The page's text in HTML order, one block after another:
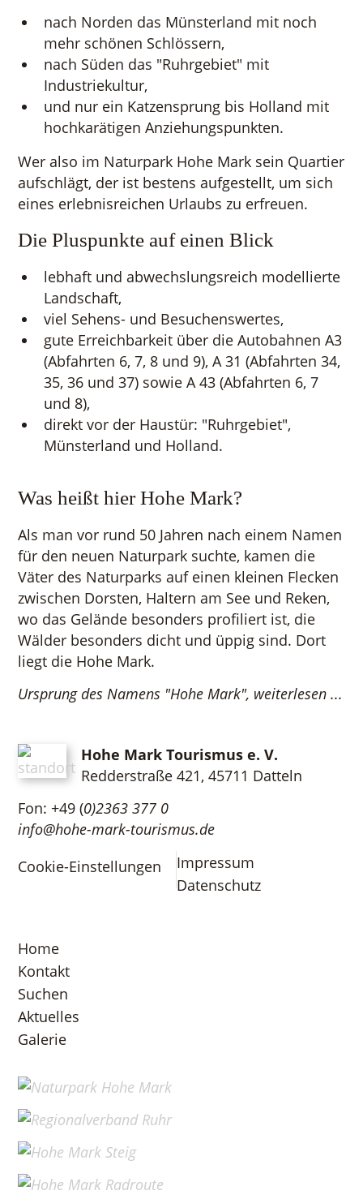
nach Norden das Münsterland mit noch
mehr schönen Schlössern,
nach Süden das "Ruhrgebiet" mit
Industriekultur,
und nur ein Katzensprung bis Holland mit
hochkarätigen Anziehungspunkten.
Wer also im Naturpark Hohe Mark sein Quartier
aufschlägt, der ist bestens aufgestellt, um sich
eines erlebnisreichen Urlaubs zu erfreuen.
Die Pluspunkte auf einen Blick
lebhaft und abwechslungsreich modellierte
Landschaft,
viel Sehens- und Besuchenswertes,
gute Erreichbarkeit über die Autobahnen A3
(Abfahrten 6, 7, 8 und 9), A 31 (Abfahrten 34,
35, 36 und 37) sowie A 43 (Abfahrten 6, 7
und 8),
direkt vor der Haustür: "Ruhrgebiet",
Münsterland und Holland.
Was heißt hier Hohe Mark?
Als man vor rund 50 Jahren nach einem Namen
für den neuen Naturpark suchte, kamen die
Väter des Naturparks auf einen kleinen Flecken
zwischen Dorsten, Haltern am See und Reken,
wo das Gelände besonders profiliert ist, die
Wälder besonders dicht und üppig sind. Dort
liegt die Hohe Mark.
Ursprung des Namens "Hohe Mark", weiterlesen ...
Hohe Mark Tourismus e. V.
Redderstraße 421, 45711 Datteln
Fon: +49 (0)2363 377 0
info@hohe-mark-tourismus.de
Cookie-Einstellungen
Impressum
Datenschutz
Home
Kontakt
Suchen
Aktuelles
Galerie